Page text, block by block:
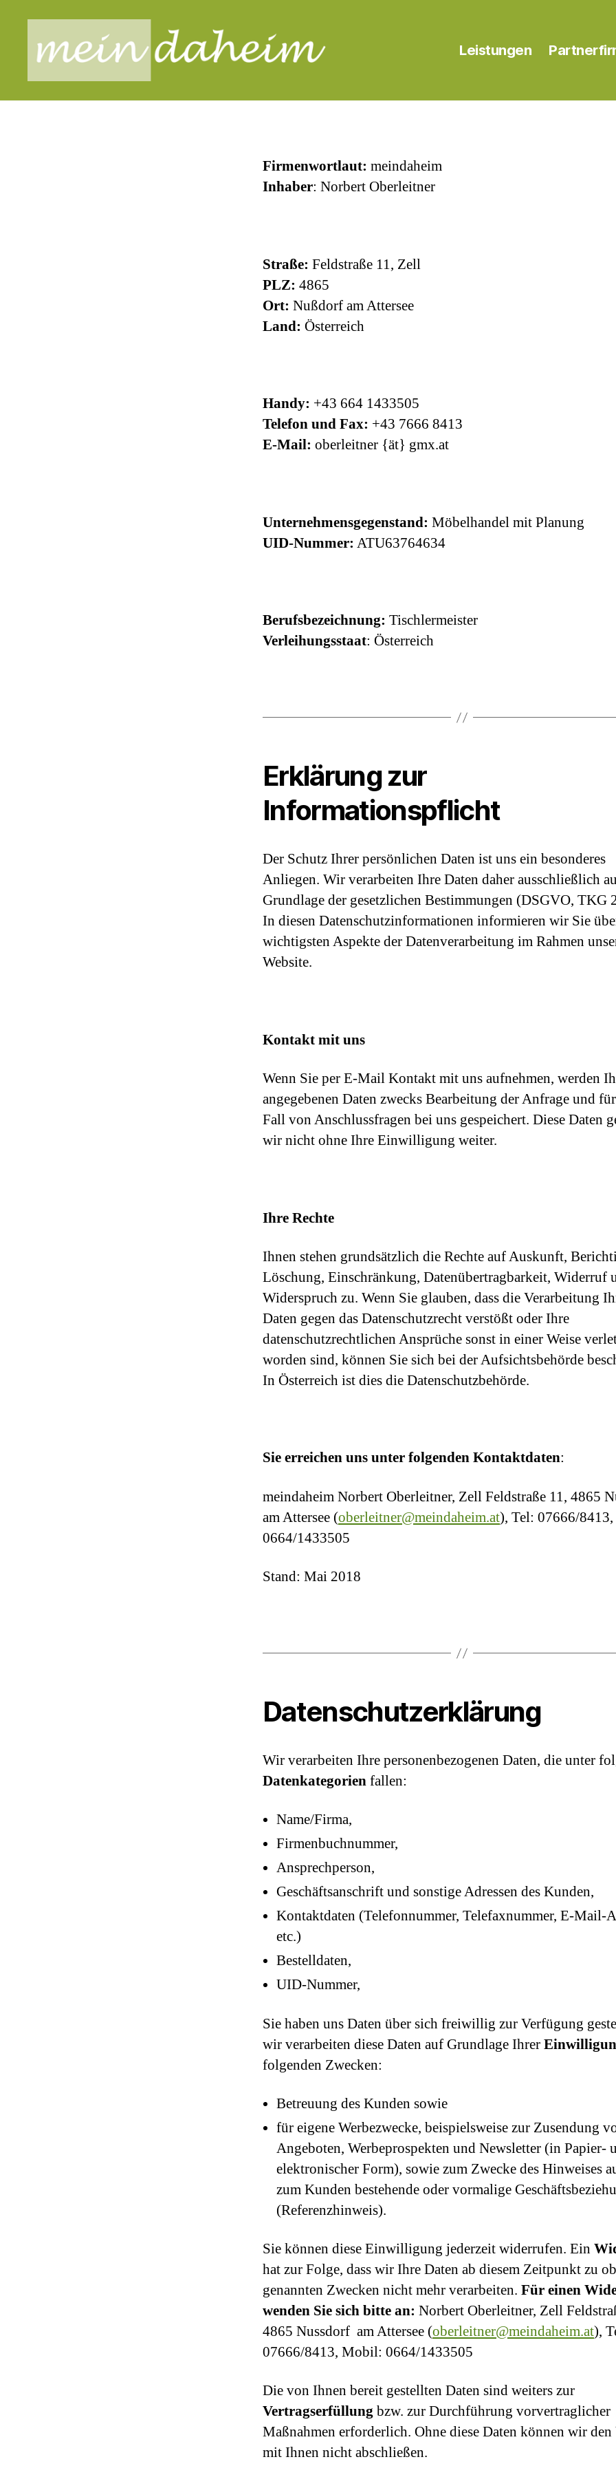
Leistungen
Firmenwortlaut: meindaheim
Inhaber: Norbert Oberleitner
Straße: Feldstraße 11, Zell
PLZ: 4865
Ort: Nußdorf am Attersee
Land: Österreich
Handy: +43 664 1433505
Telefon und Fax: +43 7666 8413
E-Mail: oberleitner {ät} gmx.at
Unternehmensgegenstand: Möbelhandel mit Planung
UID-Nummer: ATU63764634
Berufsbezeichnung: Tischlermeister
Verleihungsstaat: Österreich
Erklärung zur
Informationspflicht
Der Schutz Ihrer persönlichen Daten ist uns ein besonderes
Anliegen. Wir verarbeiten Ihre Daten daher ausschließlich
Grundlage der gesetzlichen Bestimmungen (DSGVO, TKG
In diesen Datenschutzinformationen informieren wir Sie
wichtigsten Aspekte der Datenverarbeitung im Rahmen
Website.
Kontakt mit uns
Wenn Sie per E-Mail Kontakt mit uns aufnehmen, werden
angegebenen Daten zwecks Bearbeitung der Anfrage und
Fall von Anschlussfragen bei uns gespeichert. Diese Daten
wir nicht ohne Ihre Einwilligung weiter.
Ihre Rechte
Ihnen stehen grundsätzlich die Rechte auf Auskunft,
Löschung, Einschränkung, Datenübertragbarkeit, Widerruf
Widerspruch zu. Wenn Sie glauben, dass die Verarbeitung
Daten gegen das Datenschutzrecht verstößt oder Ihre
datenschutzrechtlichen Ansprüche sonst in einer Weise
worden sind, können Sie sich bei der Aufsichtsbehörde
In Österreich ist dies die Datenschutzbehörde.
Sie erreichen uns unter folgenden Kontaktdaten:
meindaheim Norbert Oberleitner, Zell Feldstraße 11, 4865
am Attersee (oberleitner@meindaheim.at), Tel: 07666/
0664/1433505
Stand: Mai 2018
Datenschutzerklärung
Wir verarbeiten Ihre personenbezogenen Daten, die unter
Datenkategorien fallen:
Name/Firma,
Firmenbuchnummer,
Ansprechperson,
Geschäftsanschrift und sonstige Adressen des Kunden,
Kontaktdaten (Telefonnummer, Telefaxnummer, E-Mail-
etc.)
Bestelldaten,
UID-Nummer,
Sie haben uns Daten über sich freiwillig zur Verfügung
wir verarbeiten diese Daten auf Grundlage Ihrer
folgenden Zwecken:
Betreuung des Kunden sowie
für eigene Werbezwecke, beispielsweise zur Zusendung
Angeboten, Werbeprospekten und Newsletter (in Papier-
elektronischer Form), sowie zum Zwecke des Hinweises
zum Kunden bestehende oder vormalige
(Referenzhinweis).
Sie können diese Einwilligung jederzeit widerrufen. Ein
hat zur Folge, dass wir Ihre Daten ab diesem Zeitpunkt zu
genannten Zwecken nicht mehr verarbeiten. Für einen
wenden Sie sich bitte an: Norbert Oberleitner, Zell
4865 Nussdorf am Attersee (oberleitner@meindaheim.at),
07666/8413, Mobil: 0664/1433505
Die von Ihnen bereit gestellten Daten sind weiters zur
Vertragserfüllung bzw. zur Durchführung vorvertraglicher
Maßnahmen erforderlich. Ohne diese Daten können wir den
mit Ihnen nicht abschließen.